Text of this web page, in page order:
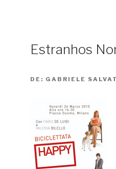
Estranhos
DE: GABRIELE